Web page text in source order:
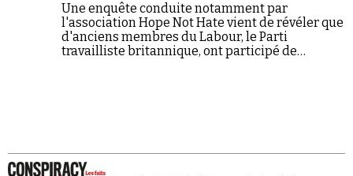
Newsletter
Une enquête conduite notamment par
l'association Hope Not Hate vient de révéler que
d'anciens membres du Labour, le Parti
travailliste britannique, ont participé de